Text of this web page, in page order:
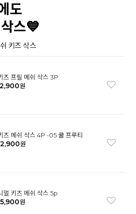
도
스💙
키즈 삭스
즈 프릴 메쉬 삭스 3P
원
즈 메쉬 삭스 4P -05 쿨 프루티
원
멀 키즈 메쉬 삭스 5p
원